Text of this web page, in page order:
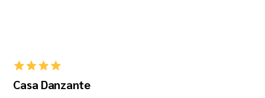
Casa Danzante